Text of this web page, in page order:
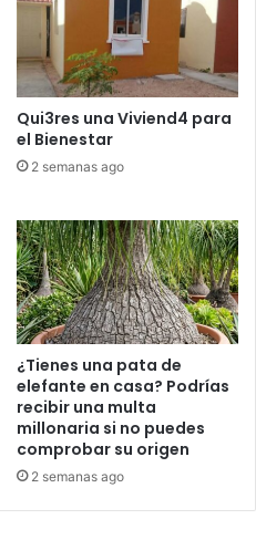
Qui3res una Viviend4 para
el Bienestar
2 semanas ago
¿Tienes una pata de
elefante en casa? Podrías
recibir una multa
millonaria si no puedes
comprobar su origen
2 semanas ago